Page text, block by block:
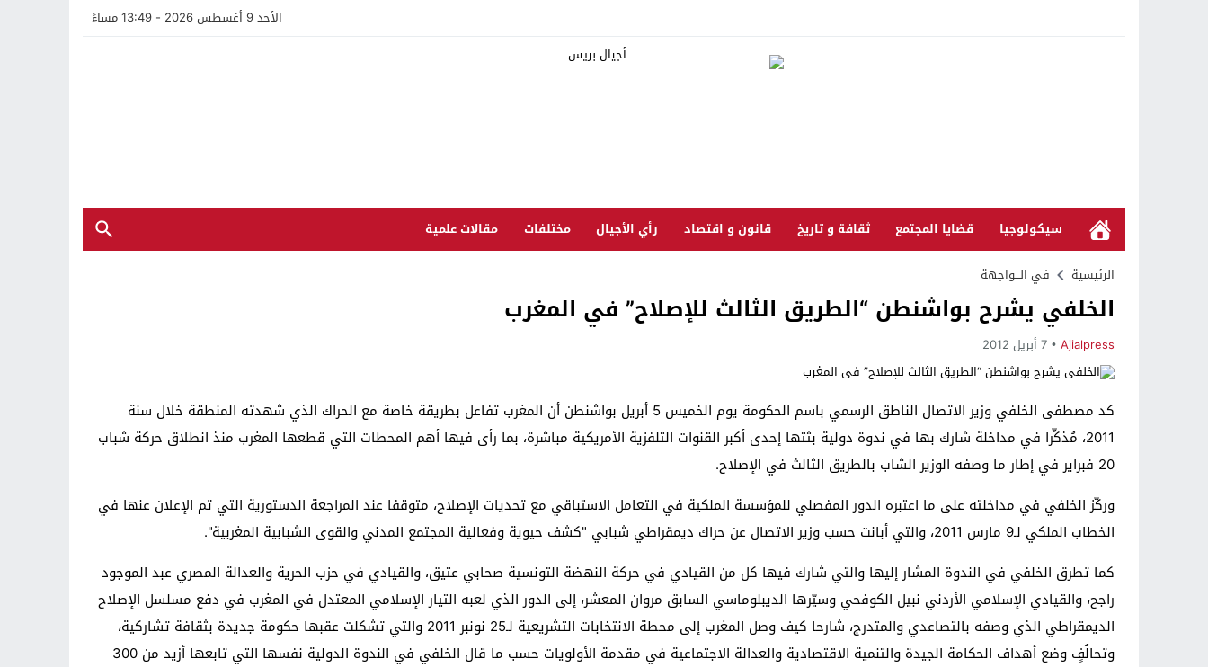
الأحد 9 أغسطس 2026 - 13:49 مساءً
سيكولوجيا قضايا المجتمع ثقافة و تاريخ قانون و اقتصاد رأي الأجيال مختلفات مقالات علمية
الرئيسية في الـــواجهة
الخلفي يشرح بواشنطن “الطريق الثالث للإصلاح” في المغرب
Ajialpress 7 أبريل 2012
كد مصطفى الخلفي وزير الاتصال الناطق الرسمي باسم الحكومة يوم الخميس 5 أبريل بواشنطن أن المغرب تفاعل بطريقة خاصة مع الحراك الذي شهدته المنطقة خلال سنة
2011، مُذكِّرا في مداخلة شارك بها في ندوة دولية بثتها إحدى أكبر القنوات التلفزية الأمريكية مباشرة، بما رأى فيها أهم المحطات التي قطعها المغرب منذ انطلاق حركة شباب
20 فبراير في إطار ما وصفه الوزير الشاب بالطريق الثالث في الإصلاح.
وركّز الخلفي في مداخلته على ما اعتبره الدور المفصلي للمؤسسة الملكية في التعامل الاستباقي مع تحديات الإصلاح، متوقفا عند المراجعة الدستورية التي تم الإعلان عنها في
الخطاب الملكي لـ9 مارس 2011، والتي أبانت حسب وزير الاتصال عن حراك ديمقراطي شبابي "كشف حيوية وفعالية المجتمع المدني والقوى الشبابية المغربية".
كما تطرق الخلفي في الندوة المشار إليها والتي شارك فيها كل من القيادي في حركة النهضة التونسية صحابي عتيق، والقيادي في حزب الحرية والعدالة المصري عبد الموجود
راجح، والقيادي الإسلامي الأردني نبيل الكوفحي وسيّرها الديبلوماسي السابق مروان المعشر، إلى الدور الذي لعبه التيار الإسلامي المعتدل في المغرب في دفع مسلسل الإصلاح
الديمقراطي الذي وصفه بالتصاعدي والمتدرج، شارحا كيف وصل المغرب إلى محطة الانتخابات التشريعية لـ25 نونبر 2011 والتي تشكلت عقبها حكومة جديدة بثقافة تشاركية،
وتحالُفٍ وضع أهداف الحكامة الجيدة والتنمية الاقتصادية والعدالة الاجتماعية في مقدمة الأولويات حسب ما قال الخلفي في الندوة الدولية نفسها التي تابعها أزيد من 300